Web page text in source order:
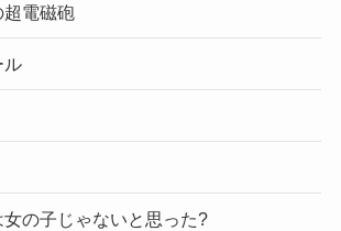
超電磁砲
ル
の子じゃないと思った?